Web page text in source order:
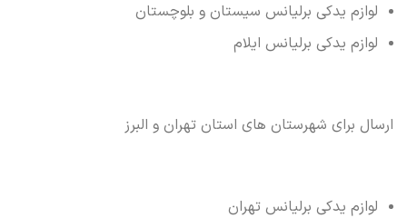
لوازم یدکی برلیانس سیستان و بلوچستان
لوازم یدکی برلیانس ایلام
ارسال برای شهرستان های استان تهران و البرز
لوازم یدکی برلیانس تهران